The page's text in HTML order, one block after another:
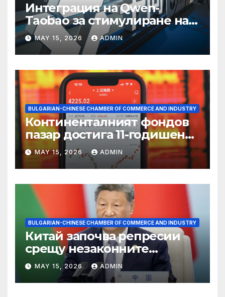
Интеграция на Qwen-
Taobao за стимулиране на
пазаруването 618
MAY 15, 2026 ADMIN
BULGARIAN-CHINESE CHAMBER OF COMMERCE AND INDUSTRY
Континенталният фондов
пазар достига 11-годишен
връх
MAY 15, 2026 ADMIN
BULGARIAN-CHINESE CHAMBER OF COMMERCE AND INDUSTRY
Китай започва репресии
срещу незаконните
практики в сектора на TCM
MAY 15, 2026 ADMIN